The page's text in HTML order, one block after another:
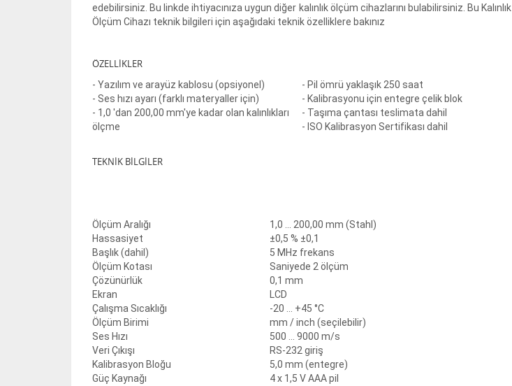
edebilirsiniz. Bu linkde ihtiyacınıza uygun diğer kalınlık ölçüm cihazlarını bulabilirsiniz. Bu Kalınlık
Ölçüm Cihazı teknik bilgileri için aşağıdaki teknik özelliklere bakınız
ÖZELLİKLER
- Yazılım ve arayüz kablosu (opsiyonel)
- Ses hızı ayarı (farklı materyaller için)
- 1,0 'dan 200,00 mm'ye kadar olan kalınlıkları
ölçme
- Pil ömrü yaklaşık 250 saat
- Kalibrasyonu için entegre çelik blok
- Taşıma çantası teslimata dahil
- ISO Kalibrasyon Sertifikası dahil
TEKNİK BİLGİLER
Ölçüm Aralığı
1,0 ... 200,00 mm (Stahl)
Hassasiyet
±0,5 % ±0,1
Başlık (dahil)
5 MHz frekans
Ölçüm Kotası
Saniyede 2 ölçüm
Çözünürlük
0,1 mm
Ekran
LCD
Çalışma Sıcaklığı
-20 ... +45 °C
Ölçüm Birimi
mm / inch (seçilebilir)
Ses Hızı
500 ... 9000 m/s
Veri Çıkışı
RS-232 giriş
Kalibrasyon Bloğu
5,0 mm (entegre)
Güç Kaynağı
4 x 1,5 V AAA pil